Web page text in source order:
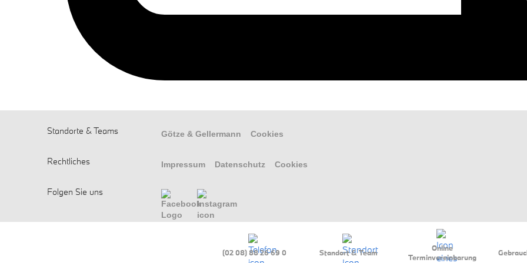
(02 08) 88 26 69 0 Standort & Team
Online
Terminvereinbarung
Standorte & Teams Götze & Gellermann Cookies
Rechtliches Impressum Datenschutz Cookies
Folgen Sie uns